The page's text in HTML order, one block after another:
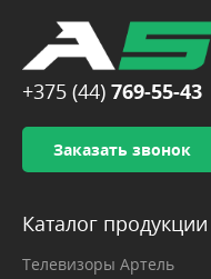
+375 (44) 769-55-43
Заказать звонок
Каталог продукции
Телевизоры Артель